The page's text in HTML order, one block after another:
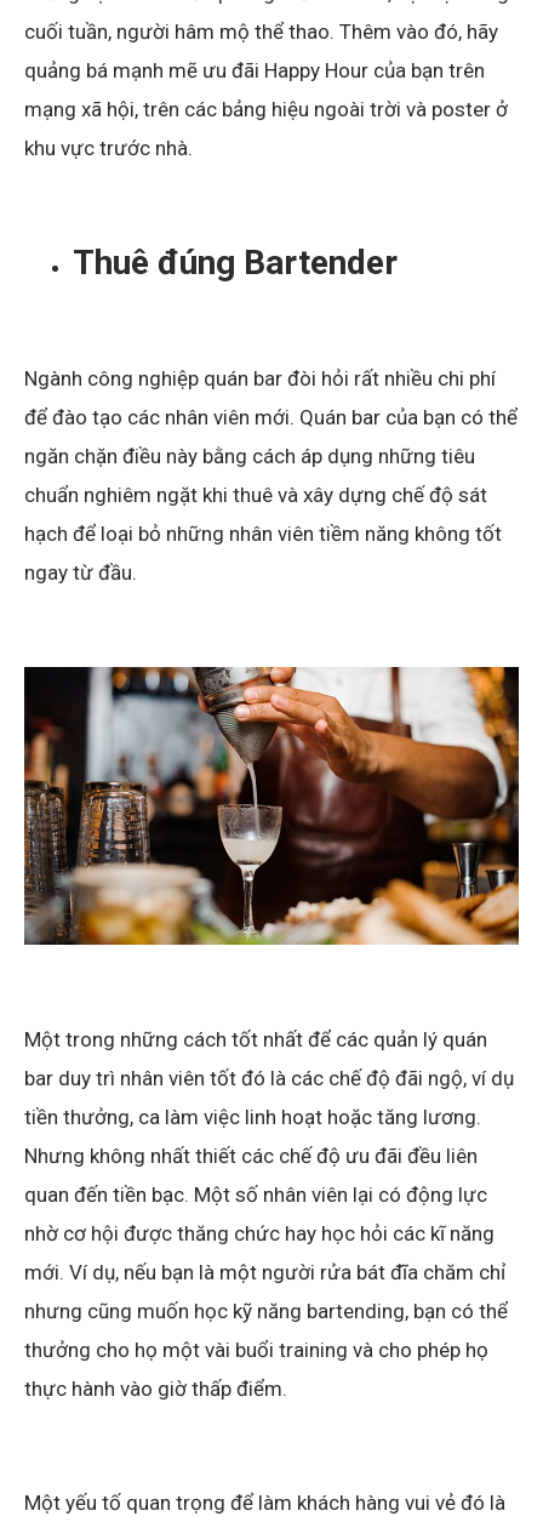
cuối tuần, người hâm mộ thể thao. Thêm vào đó, hãy
quảng bá mạnh mẽ ưu đãi Happy Hour của bạn trên
mạng xã hội, trên các bảng hiệu ngoài trời và poster ở
khu vực trước nhà.
Thuê đúng Bartender
Ngành công nghiệp quán bar đòi hỏi rất nhiều chi phí
để đào tạo các nhân viên mới. Quán bar của bạn có thể
ngăn chặn điều này bằng cách áp dụng những tiêu
chuẩn nghiêm ngặt khi thuê và xây dựng chế độ sát
hạch để loại bỏ những nhân viên tiềm năng không tốt
ngay từ đầu.
Một trong những cách tốt nhất để các quản lý quán
bar duy trì nhân viên tốt đó là các chế độ đãi ngộ, ví dụ
tiền thưởng, ca làm việc linh hoạt hoặc tăng lương.
Nhưng không nhất thiết các chế độ ưu đãi đều liên
quan đến tiền bạc. Một số nhân viên lại có động lực
nhờ cơ hội được thăng chức hay học hỏi các kĩ năng
mới. Ví dụ, nếu bạn là một người rửa bát đĩa chăm chỉ
nhưng cũng muốn học kỹ năng bartending, bạn có thể
thưởng cho họ một vài buổi training và cho phép họ
thực hành vào giờ thấp điểm.
Một yếu tố quan trọng để làm khách hàng vui vẻ đó là